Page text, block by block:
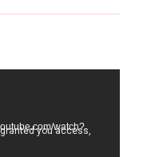
watch?